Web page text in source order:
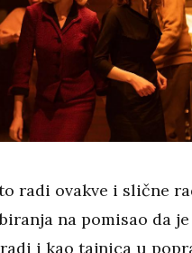
radi ovakve i slične
na pomisao da
i kao tajnica u